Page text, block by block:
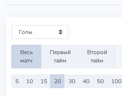
Весь
матч
Первый
тайм
Второй
тайм
5 10 15 20 30 40 50 100